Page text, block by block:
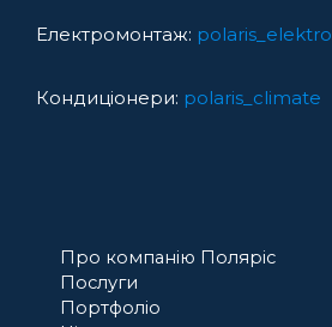
Електромонтаж: polaris_elektro
Кондиціонери: polaris_climate
Про компанію Поляріс
Послуги
Портфоліо